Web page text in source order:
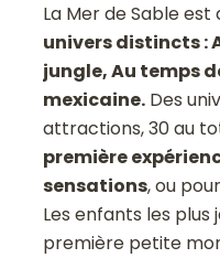
La Mer de Sable
univers distincts :
jungle, Au temps
mexicaine. Des
attractions, 30 au
première
sensations, ou
Les enfants les plus
première petite